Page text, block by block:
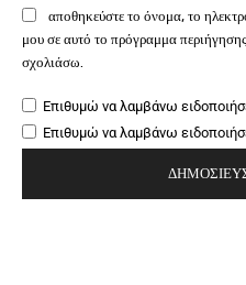
αποθηκεύστε το όνομα, το
μου σε αυτό το πρόγραμμα
σχολιάσω.
Επιθυμώ να λαμβάνω
Επιθυμώ να λαμβάνω